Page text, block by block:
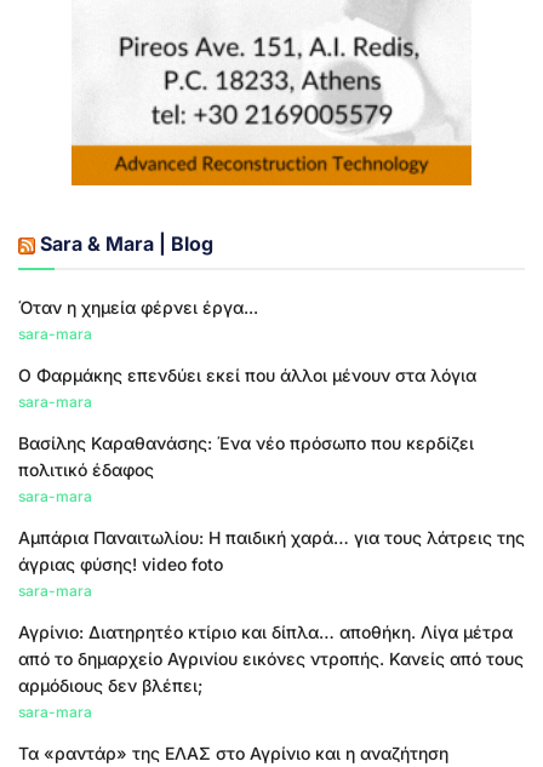
Sara & Mara | Blog
Όταν η χημεία φέρνει έργα...
sara-mara
Ο Φαρμάκης επενδύει εκεί που άλλοι μένουν στα λόγια
sara-mara
Βασίλης Καραθανάσης: Ένα νέο πρόσωπο που κερδίζει
πολιτικό έδαφος
sara-mara
Αμπάρια Παναιτωλίου: Η παιδική χαρά… για τους λάτρεις της
άγριας φύσης! video foto
sara-mara
Αγρίνιο: Διατηρητέο κτίριο και δίπλα… αποθήκη. Λίγα μέτρα
από το δημαρχείο Αγρινίου εικόνες ντροπής. Κανείς από τους
αρμόδιους δεν βλέπει;
sara-mara
Τα «ραντάρ» της ΕΛΑΣ στο Αγρίνιο και η αναζήτηση